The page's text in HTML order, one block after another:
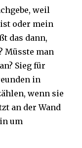
weil
oder mein
das dann,
Müsste man
Sieg für
in
wenn sie
an der Wand
um